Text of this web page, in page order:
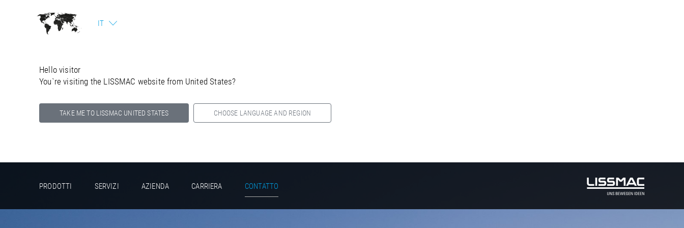
IT
Hello visitor
You`re visiting the LISSMAC website from United States?
TAKE ME TO LISSMAC UNITED STATES CHOOSE LANGUAGE AND REGION
PRODOTTI SERVIZI AZIENDA CARRIERA CONTATTO